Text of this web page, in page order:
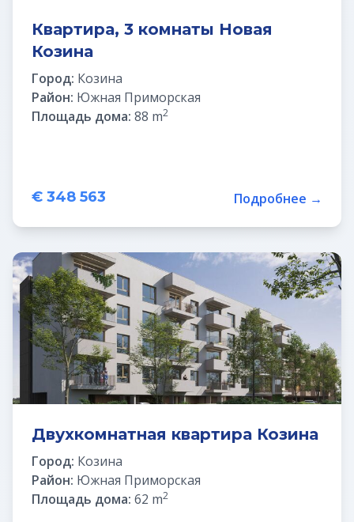
Квартира, 3 комнаты Новая
Козина
Город: Козина
Район: Южная Приморская
Площадь дома: 88 m2
€ 348 563 Подробнее →
Двухкомнатная квартира Козина
Город: Козина
Район: Южная Приморская
Площадь дома: 62 m2